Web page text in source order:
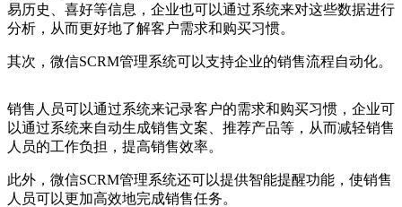
易历史、喜好等信息，企业也可以通过系统来对这些数据进行
分析，从而更好地了解客户需求和购买习惯。
其次，微信SCRM管理系统可以支持企业的销售流程自动化。
销售人员可以通过系统来记录客户的需求和购买习惯，企业可
以通过系统来自动生成销售文案、推荐产品等，从而减轻销售
人员的工作负担，提高销售效率。
此外，微信SCRM管理系统还可以提供智能提醒功能，使销售
人员可以更加高效地完成销售任务。